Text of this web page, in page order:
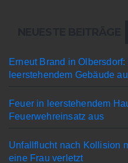
Erneut Brand in
leerstehendem Gebäude
Feuer in leerstehendem
Feuerwehreinsatz aus
Unfallflucht nach Kollision
eine Frau verletzt